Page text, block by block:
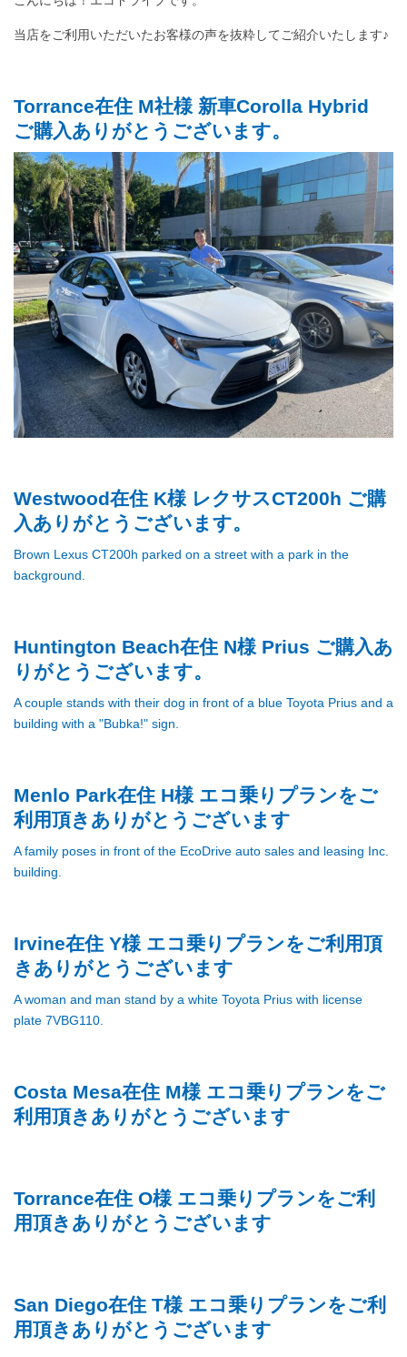
当店をご利用いただいたお客様の声を抜粋してご紹介いたします♪
Torrance在住 M社様 新車Corolla Hybrid
ご購入ありがとうございます。
Westwood在住 K様 レクサスCT200h ご購
入ありがとうございます。
Huntington Beach在住 N様 Prius ご購入あ
りがとうございます。
Menlo Park在住 H様 エコ乗りプランをご
利用頂きありがとうございます
Irvine在住 Y様 エコ乗りプランをご利用頂
きありがとうございます
Costa Mesa在住 M様 エコ乗りプランをご
利用頂きありがとうございます
Torrance在住 O様 エコ乗りプランをご利
用頂きありがとうございます
San Diego在住 T様 エコ乗りプランをご利
用頂きありがとうございます